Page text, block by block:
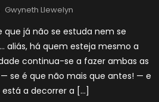
Author
Gwyneth Llewelyn
que já não se estuda nem se
aliás, há quem esteja mesmo a
continua-se a fazer ambas as
se é que não mais que antes! — e
a decorrer a […]